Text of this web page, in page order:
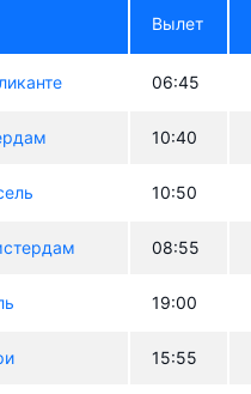
Вылет
06:45
10:40
10:50
08:55
19:00
15:55